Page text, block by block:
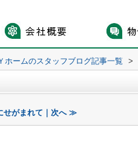
ホームのスタッフブログ記事一覧 >
せがまれて｜次へ ≫